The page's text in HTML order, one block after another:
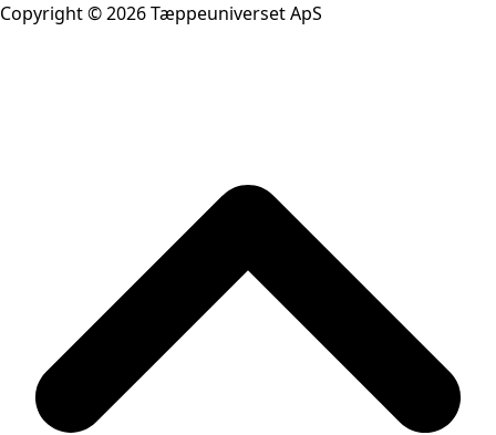
Copyright © 2026 Tæppeuniverset ApS